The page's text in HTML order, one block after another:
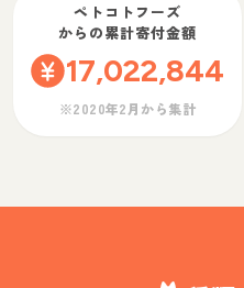
ペトコトフーズ
からの累計寄付金額
17,022,844
※2020年2月から集計